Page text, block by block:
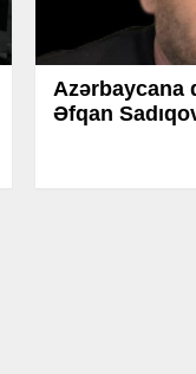
Azərbaycana
Əfqan